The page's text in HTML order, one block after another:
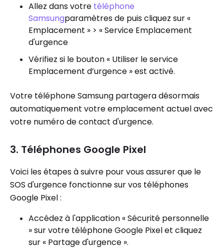
Allez dans votre téléphone
Samsungparamètres de puis cliquez sur «
Emplacement » > « Service Emplacement
d'urgence
Vérifiez si le bouton « Utiliser le service
Emplacement d’urgence » est activé.
Votre téléphone Samsung partagera désormais
automatiquement votre emplacement actuel avec
votre numéro de contact d'urgence.
3. Téléphones Google Pixel
Voici les étapes à suivre pour vous assurer que le
SOS d'urgence fonctionne sur vos téléphones
Google Pixel :
Accédez à l'application « Sécurité personnelle
» sur votre téléphone Google Pixel et cliquez
sur « Partage d'urgence ».